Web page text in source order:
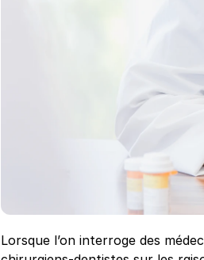
Lorsque l’on interroge des